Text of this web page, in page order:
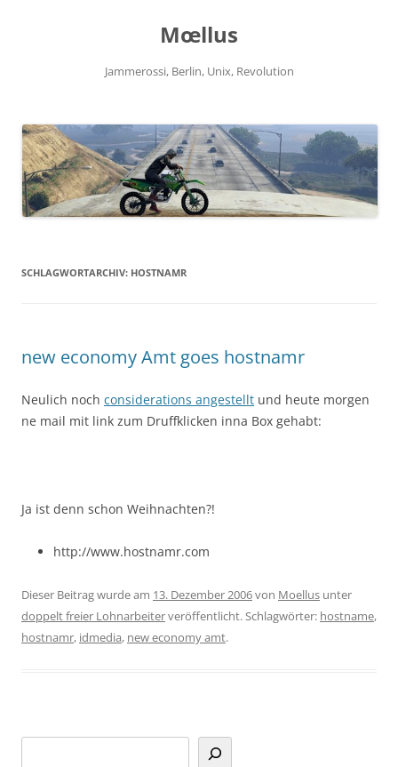
Mœllus
Jammerossi, Berlin, Unix, Revolution
SCHLAGWORTARCHIV: HOSTNAMR
new economy Amt goes hostnamr
Neulich noch considerations angestellt und heute morgen
ne mail mit link zum Druffklicken inna Box gehabt:
Ja ist denn schon Weihnachten?!
http://www.hostnamr.com
Dieser Beitrag wurde am 13. Dezember 2006von Moellus unter
doppelt freier Lohnarbeiterveröffentlicht. Schlagwörter: hostname,
hostnamr, idmedia, new economy amt.